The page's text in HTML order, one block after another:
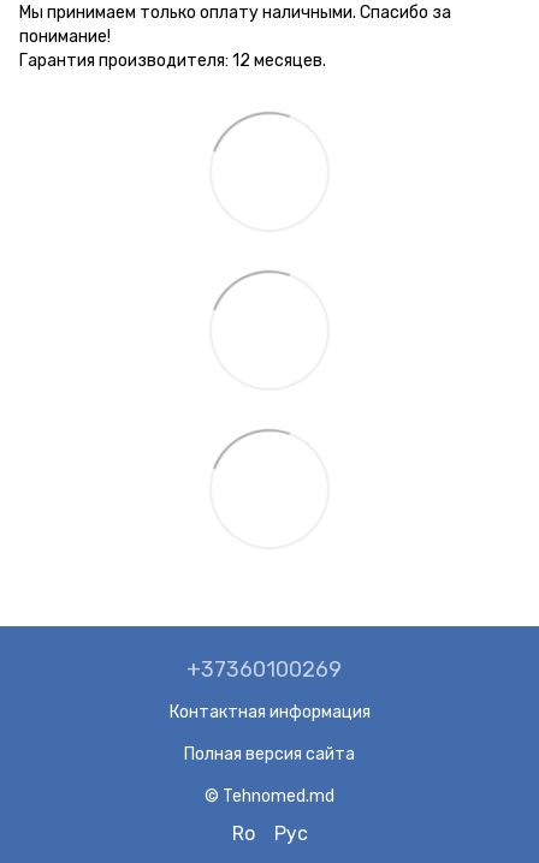
Мы принимаем только оплату наличными. Спасибо за
понимание!
Гарантия производителя: 12 месяцев.
+37360100269
Контактная информация
Полная версия сайта
© Tehnomed.md
Ro Рус